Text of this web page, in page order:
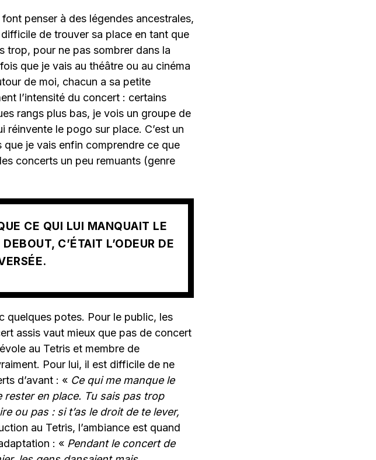
penser à des légendes ancestrales,
de trouver sa place en tant que
trop, pour ne pas sombrer dans la
que je vais au théâtre ou au cinéma
de moi, chacun a sa petite
l’intensité du concert : certains
rangs plus bas, je vois un groupe de
réinvente le pogo sur place. C’est un
je vais enfin comprendre ce que
concerts un peu remuants (genre
CE QUI LUI MANQUAIT LE
C’ÉTAIT L’ODEUR DE
quelques potes. Pour le public, les
assis vaut mieux que pas de concert
au Tetris et membre de
Pour lui, il est difficile de ne
d’avant : « Ce qui me manque le
rester en place. Tu sais pas trop
ou pas : si t’as le droit de te lever,
au Tetris, l’ambiance est quand
: « Pendant le concert de